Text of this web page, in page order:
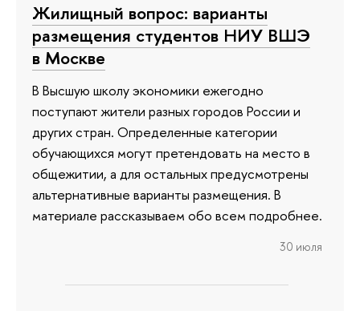
Жилищный вопрос: варианты
размещения студентов НИУ ВШЭ
в Москве
В Высшую школу экономики ежегодно
поступают жители разных городов России и
других стран. Определенные категории
обучающихся могут претендовать на место в
общежитии, а для остальных предусмотрены
альтернативные варианты размещения. В
материале рассказываем обо всем подробнее.
30 июля